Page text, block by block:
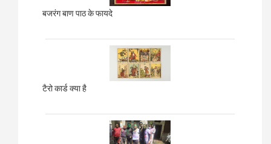
बजरंग बाण पाठ के फायदे
टैरो कार्ड क्या है